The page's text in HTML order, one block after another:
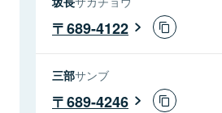
689-4122
三部サンブ
689-4246